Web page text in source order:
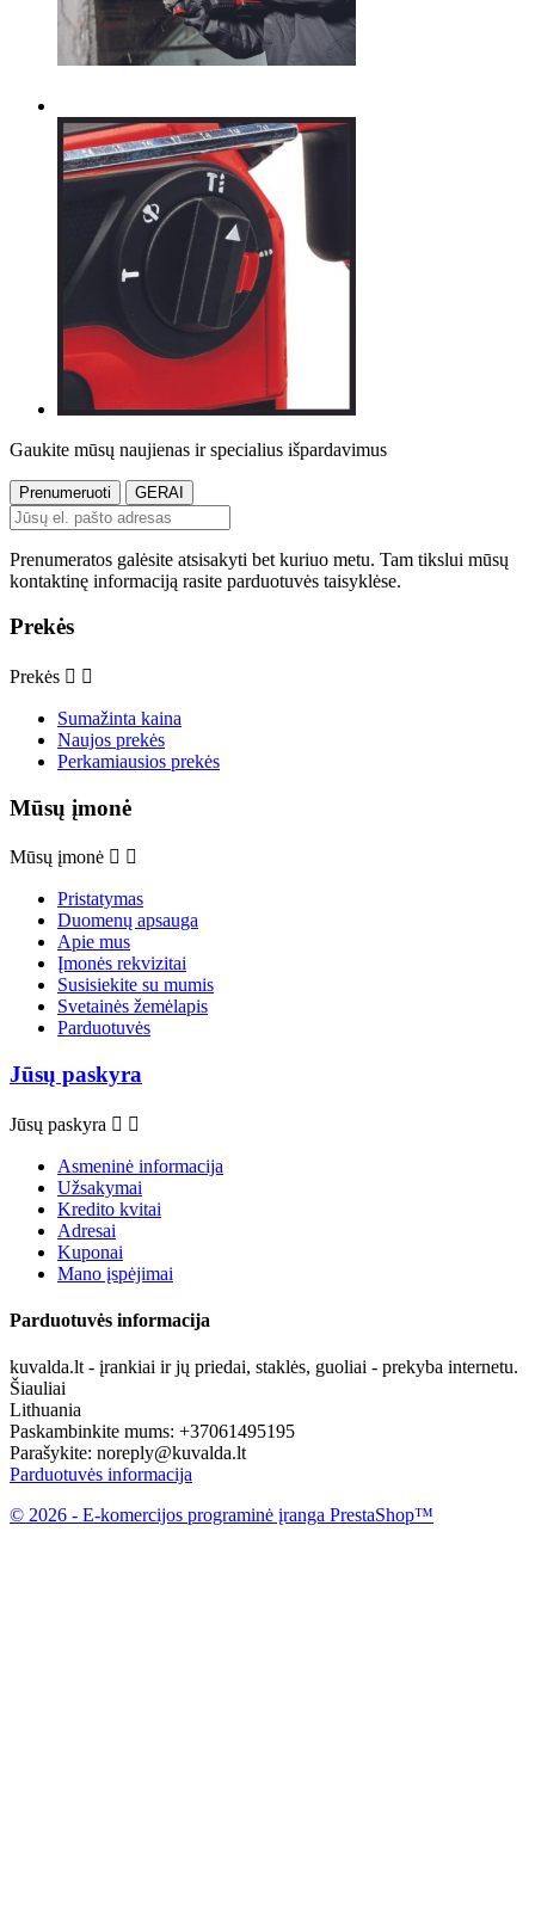
Gaukite mūsų naujienas ir specialius išpardavimus
Prenumeratos galėsite atsisakyti bet kuriuo metu. Tam tikslui mūsų
kontaktinę informaciją rasite parduotuvės taisyklėse.
Prekės
Prekės  
Sumažinta kaina
Naujos prekės
Perkamiausios prekės
Mūsų įmonė
Mūsų įmonė  
Pristatymas
Duomenų apsauga
Apie mus
Įmonės rekvizitai
Susisiekite su mumis
Svetainės žemėlapis
Parduotuvės
Jūsų paskyra
Jūsų paskyra  
Asmeninė informacija
Užsakymai
Kredito kvitai
Adresai
Kuponai
Mano įspėjimai
Parduotuvės informacija
kuvalda.lt - įrankiai ir jų priedai, staklės, guoliai - prekyba internetu.
Šiauliai
Lithuania
Paskambinkite mums: +37061495195
Parašykite: noreply@kuvalda.lt
Parduotuvės informacija
© 2026 - E-komercijos programinė įranga PrestaShop™